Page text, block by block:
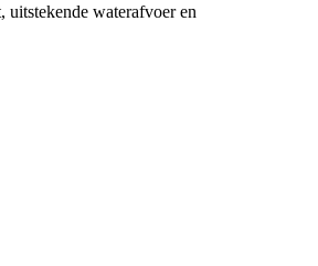
waterafvoer en